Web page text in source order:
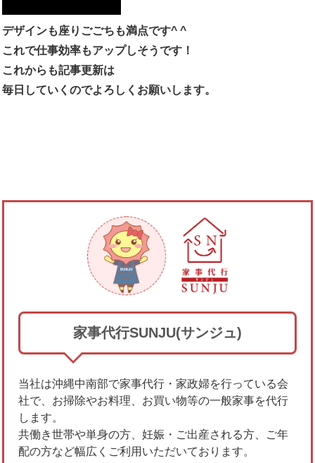
デザインも座りごごちも満点です^ ^
これで仕事効率もアップしそうです！
これからも記事更新は
毎日していくのでよろしくお願いします。
家事代行SUNJU(サンジュ)
当社は沖縄中南部で家事代行・家政婦を行っている会
社で、お掃除やお料理、お買い物等の一般家事を代行
します。
共働き世帯や単身の方、妊娠・ご出産される方、ご年
配の方など幅広くご利用いただいております。